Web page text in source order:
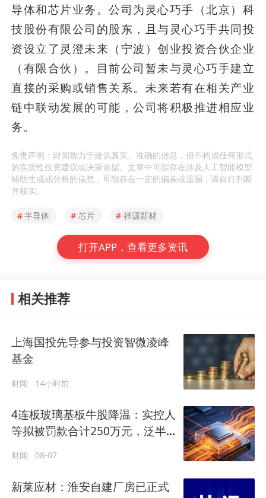
导体和芯片业务。公司为灵心巧手（北京）科
技股份有限公司的股东，且与灵心巧手共同投
资设立了灵澄未来（宁波）创业投资合伙企业
（有限合伙）。目前公司暂未与灵心巧手建立
直接的采购或销售关系。未来若有在相关产业
链中联动发展的可能，公司将积极推进相应业
务。
免责声明：财闻致力于提供真实、准确的信息，但不构成任何形式
的实质性投资建议或决策依据。文章中可能存在涉及人工智能模型
辅助生成或分析的信息，可能存在一定的偏差或遗漏，请自行判断
并核实。
#半导体 # 芯片 # 祥源新材
打开APP，查看更多资讯
相关推荐
上海国投先导参与投资智微凌峰
基金
财闻 14小时前
4连板玻璃基板牛股降温：实控人
等拟被罚款合计250万元，泛半
财闻 08-07
新莱应材：淮安自建厂房已正式